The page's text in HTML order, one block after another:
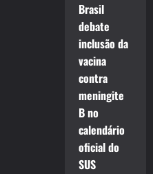
Brasil
debate
inclusão da
vacina
contra
meningite
B no
calendário
oficial do
SUS